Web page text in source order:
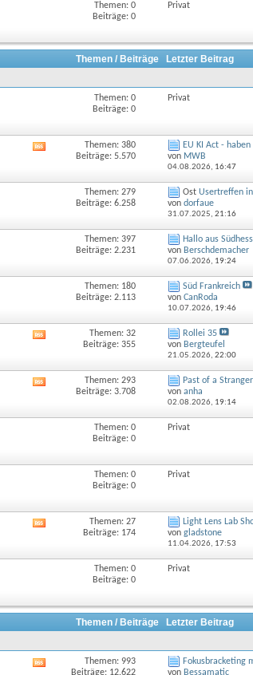
Themen: 0
Beiträge: 0
Privat
Themen / Beiträge
Letzter Beitrag
Themen: 0
Beiträge: 0
Privat
Forums
Themen: 380
Beiträge: 5.570
EU KI Act -
von MWB
04.08.2026, 16:47
Themen: 279
Beiträge: 6.258
Ost Usertreffen
von dorfaue
31.07.2025, 21:16
Themen: 397
Beiträge: 2.231
Hallo aus
von Berschdemacher
07.06.2026, 19:24
Themen: 180
Beiträge: 2.113
Süd Frankreich
von CanRoda
10.07.2026, 19:46
Forums
Themen: 32
Beiträge: 355
Rollei 35
von Bergteufel
21.05.2026, 22:00
Forums
Themen: 293
Beiträge: 3.708
Past of a
von anha
02.08.2026, 19:14
Themen: 0
Beiträge: 0
Privat
Themen: 0
Beiträge: 0
Privat
Forums
Themen: 27
Beiträge: 174
Light Lens Lab
von gladstone
11.04.2026, 17:53
Themen: 0
Beiträge: 0
Privat
Themen / Beiträge
Letzter Beitrag
Themen: 993
Beiträge: 12.622
Fokusbracketing
von Bessamatic